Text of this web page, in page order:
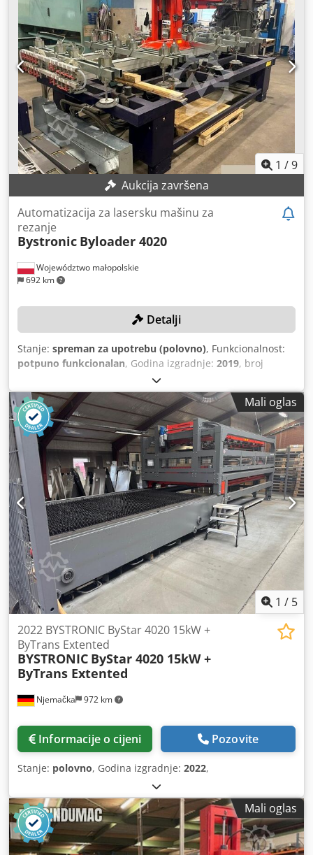
1 /9
Aukcija završena
Województwo małopolskie
692 km
Automatizacija za lasersku mašinu za
rezanje
Bystronic Byloader 4020
Detalji
Stanje: spreman za upotrebu (polovno), Funkcionalnost:
potpuno funkcionalan, Godina izgradnje: 2019, broj
10089060/30042621
mm, ukupna širina:2.100 mm, ukupna visina:2.300 mm,
godina posljednjeg generalnog remonta:2024, Mali oglas
1 / 5
Njemačka 972 km
2022 BYSTRONIC ByStar 4020 15kW +
ByTrans Extented
BYSTRONIC ByStar 4020 15kW +
ByTrans Extented
Informacije o cijeni Pozovite
Stanje: polovno, Godina izgradnje: 2022,
Mali oglas